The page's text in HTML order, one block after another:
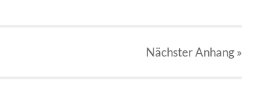
NächsterAnhang»